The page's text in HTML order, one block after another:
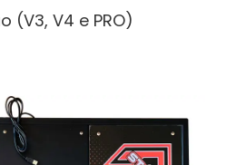
(V3, V4 e PRO)